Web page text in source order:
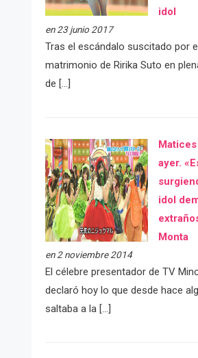
idol
en 23 junio 2017
Tras el escándalo suscitado por
matrimonio de Ririka Suto en
de […]
ayer.
idol
Monta
en 2 noviembre 2014
El célebre presentador de TV
declaró hoy lo que desde hace
saltaba a la […]